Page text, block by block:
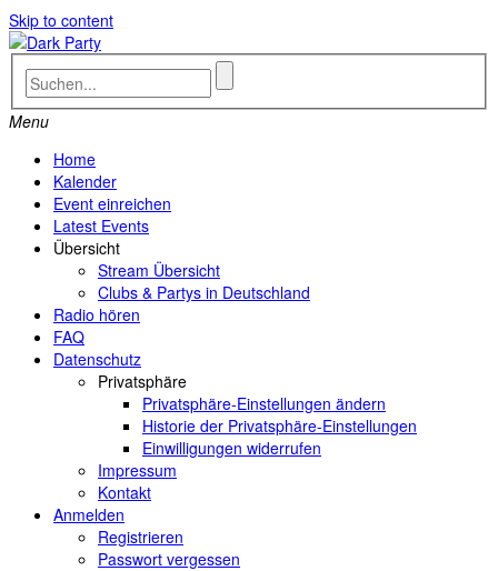
Skip to content
Menu
Home
Kalender
Event einreichen
Latest Events
Übersicht
Stream Übersicht
Clubs & Partys in Deutschland
Radio hören
FAQ
Datenschutz
Privatsphäre
Privatsphäre-Einstellungen ändern
Historie der Privatsphäre-Einstellungen
Einwilligungen widerrufen
Impressum
Kontakt
Anmelden
Registrieren
Passwort vergessen